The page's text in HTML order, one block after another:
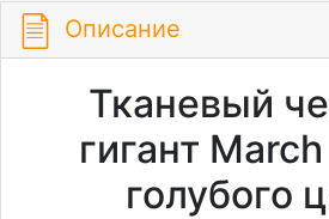
Описание
Тканевый
гигант
голубого